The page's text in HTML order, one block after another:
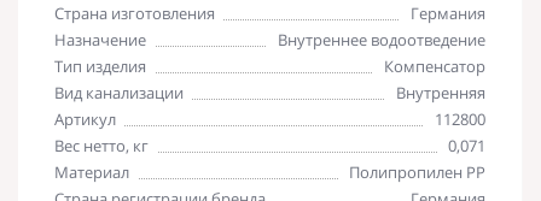
Страна изготовления
Германия
Назначение
Внутреннее водоотведение
Тип изделия
Компенсатор
Вид канализации
Внутренняя
Артикул
112800
Вес нетто, кг
0,071
Материал
Полипропилен PP